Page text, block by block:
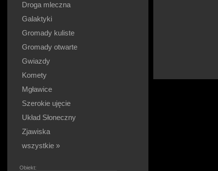
Droga mleczna
Galaktyki
Gromady kuliste
Gromady otwarte
Gwiazdy
Komety
Mgławice
Szerokie ujęcie
Układ Słoneczny
Zjawiska
wszystkie »
Obiekt: